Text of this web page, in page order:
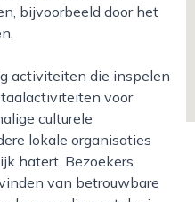
bijvoorbeeld door het
voor
culturele
lokale organisaties
hatert. Bezoekers
van betrouwbare